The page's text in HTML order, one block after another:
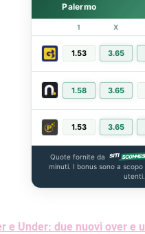
Palermo
1 X
1.53 3.65
1.58 3.65
1.53 3.65
Quote fornite da
minuti. I bonus sono a
utenti.
e Under: due nuovi over e